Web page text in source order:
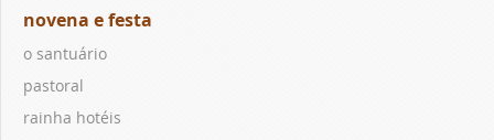
novena e festa
o santuário
pastoral
rainha hotéis